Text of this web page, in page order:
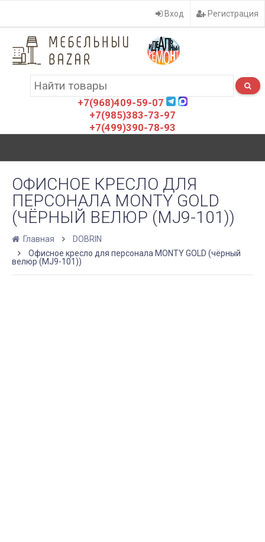
Вход Регистрация
+7(968)409-59-07
+7(985)383-73-97
+7(499)390-78-93
ОФИСНОЕ КРЕСЛО ДЛЯ
ПЕРСОНАЛА MONTY GOLD
(ЧЁРНЫЙ ВЕЛЮР (MJ9-101))
Главная
DOBRIN
Офисное кресло для персонала MONTY GOLD (чёрный
велюр (MJ9-101))